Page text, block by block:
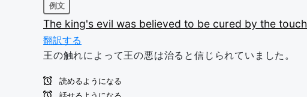
例文
The king's evil was believed to be cured by the touch
翻訳する
王の触れによって王の悪は治ると信じられていました。
読めるようになる